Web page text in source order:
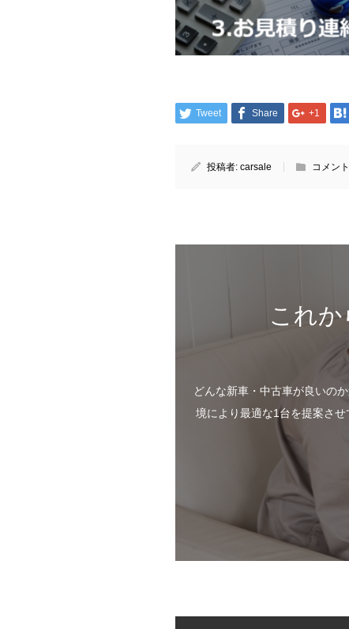
Tweet Share +1
投稿者: carsale コメン
これ
どんな新車・中古車が良いの
境により最適な1台を提案さ